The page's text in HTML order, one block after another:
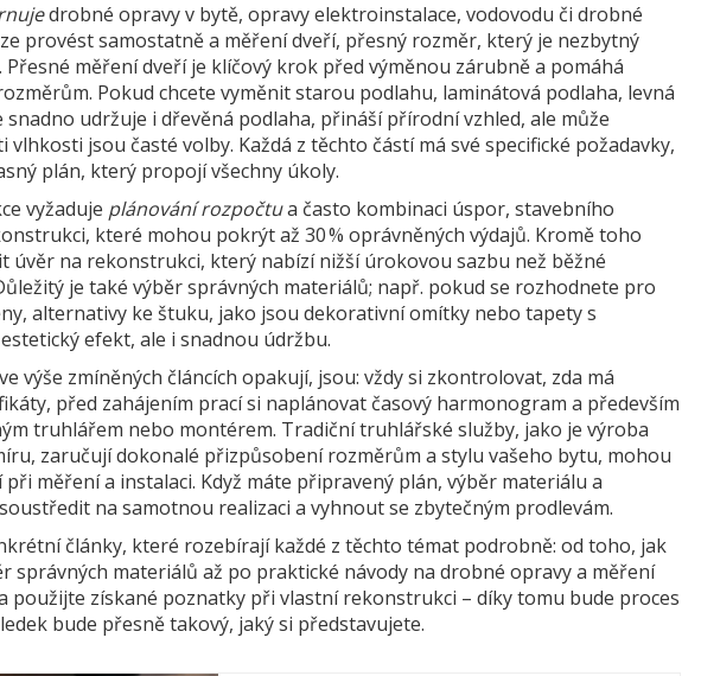
drobné opravy v bytě, opravy elektroinstalace, vodovodu či drobné
provést samostatněa měření dveří, přesný rozměr, který je nezbytný
. Přesné měření dveří je klíčový krok před výměnou zárubně a pomáhá
Pokud chcete vyměnit starou podlahu, laminátová podlaha, levná
snadno udržuje i dřevěná podlaha, přináší přírodní vzhled, ale může
vlhkosti jsou časté volby. Každá z těchto částí má své specifické požadavky,
plán, který propojí všechny úkoly.
vyžaduje plánování rozpočtua často kombinaci úspor, stavebního
, které mohou pokrýt až 30 % oprávněných výdajů. Kromě toho
úvěr na rekonstrukci, který nabízí nižší úrokovou sazbu než běžné
je také výběr správných materiálů; např. pokud se rozhodnete pro
, alternativy ke štuku, jako jsou dekorativní omítky nebo tapety s
efekt, ale i snadnou údržbu.
výše zmíněných článcích opakují, jsou: vždy si zkontrolovat, zda má
před zahájením prací si naplánovat časový harmonogram a především
truhlářem nebo montérem. Tradiční truhlářské služby, jako je výroba
, zaručují dokonalé přizpůsobení rozměrům a stylu vašeho bytu, mohou
měření a instalaci. Když máte připravený plán, výběr materiálu a
na samotnou realizaci a vyhnout se zbytečným prodlevám.
články, které rozebírají každé z těchto témat podrobně: od toho, jak
správných materiálů až po praktické návody na drobné opravy a měření
použijte získané poznatky při vlastní rekonstrukci – díky tomu bude proces
bude přesně takový, jaký si představujete.